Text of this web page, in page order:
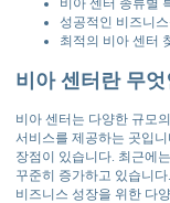
비아 센터 종류별
성공적인 비즈니
최적의 비아 센터
비아 센터란 무엇
비아 센터는 다양한 규모
서비스를 제공하는 곳입
장점이 있습니다. 최근에
꾸준히 증가하고 있습니
비즈니스 성장을 위한 다